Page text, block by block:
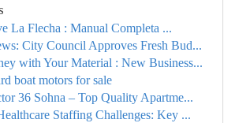
La Flecha : Manual Completa ...
City Council Approves Fresh Bud...
with Your Material : New Business...
boat motors for sale
36 Sohna – Top Quality Apartme...
Staffing Challenges: Key ...